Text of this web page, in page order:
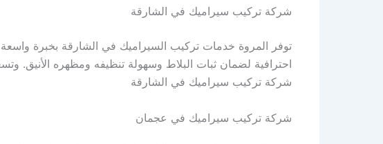
شركة تركيب سيراميك في الشارقة
توفر المروة خدمات تركيب السيراميك في الشارقة بخبرة
احترافية لضمان ثبات البلاط وسهولة تنظيفه ومظهره الأنيق.
شركة تركيب سيراميك في الشارقة
شركة تركيب سيراميك في عجمان